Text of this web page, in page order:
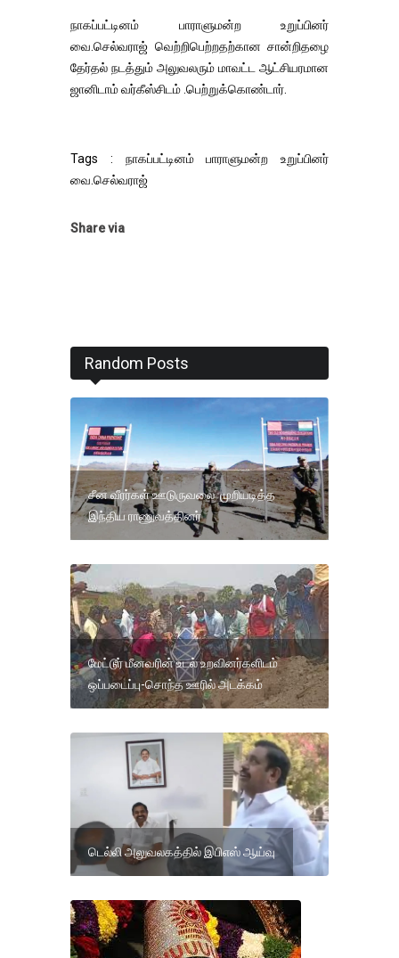
நாகப்பட்டினம் பாராளுமன்ற உறுப்பினர்
வை.செல்வராஜ் வெற்றிபெற்றதற்கான சான்றிதழை
தேர்தல் நடத்தும் அலுவலரும் மாவட்ட ஆட்சியரமான
ஜானிடாம் வர்கீஸ்சிடம் .பெற்றுக்கொண்டார்.
Tags : நாகப்பட்டினம் பாராளுமன்ற உறுப்பினர்
வை.செல்வராஜ்
Share via
Random Posts
சீன வீரர்கள் ஊடுருவலை முறியடித்த
இந்திய ராணுவத்தினர்
மேட்டூர் மீனவரின் உடல் உறவினர்களிடம்
ஒப்படைப்பு-சொந்த ஊரில் அடக்கம்
டெல்லி அலுவலகத்தில் இபிஎஸ் ஆய்வு